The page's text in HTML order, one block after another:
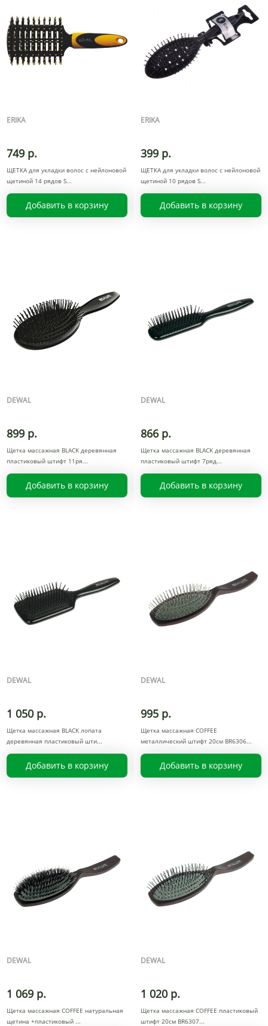
ERIKA
749 р.
ЩЕТКА для укладки волос с нейлоновой
щетиной 14 рядов S
Добавить в корзину
ERIKA
399 р.
ЩЕТКА для укладки волос с нейлоновой
щетиной 10 рядов S
Добавить в корзину
DEWAL
899 р.
Щетка массажная BLACK деревянная
пластиковый штифт 11ря
Добавить в корзину
DEWAL
866 р.
Щетка массажная BLACK деревянная
пластиковый штифт 7ряд
Добавить в корзину
DEWAL
1 050 р.
Щетка массажная BLACK лопата
деревянная пластиковый шти
Добавить в корзину
DEWAL
995 р.
Щетка массажная COFFEE
металлический штифт 20см BR6306
Добавить в корзину
DEWAL
1 069 р.
Щетка массажная COFFEE натуральная
щетина +пластиковый
DEWAL
1 020 р.
Щетка массажная COFFEE пластиковый
штифт 20см BR6307